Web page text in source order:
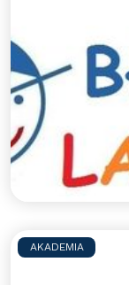
Zapraszamy
Jak co roku
aktywności
wycieczki
Czytaj więcej >>
AKADEMIA